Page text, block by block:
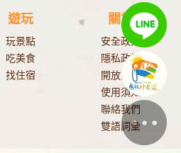
遊玩
玩景點
吃美食
找住宿
關於
安全政策
隱私政策
開放資料
使用須知
聯絡我們
雙語詞彙